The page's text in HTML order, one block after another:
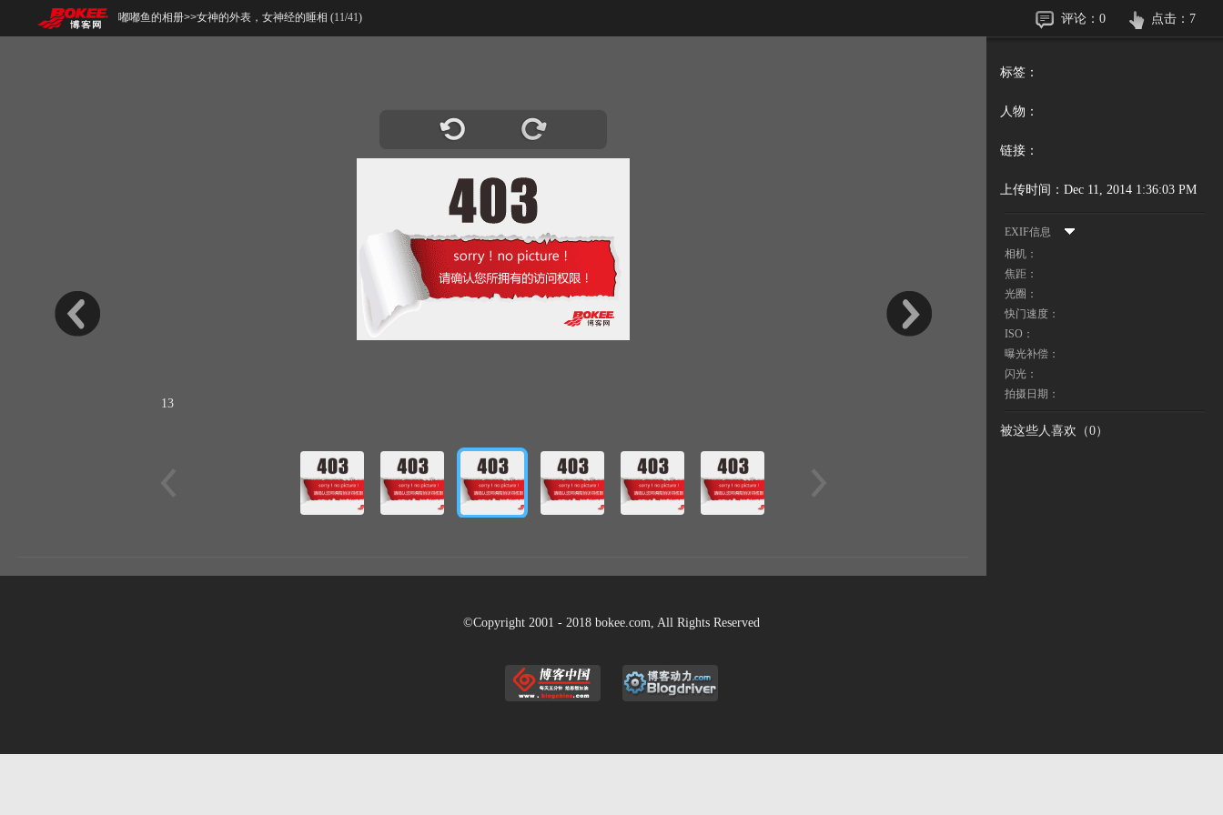
嘟嘟鱼的相册>>女神的外表，女神经的睡相 (11/41) 点击： 7
评论： 0
标签：
人物：
链接：
上传时间： Dec 11, 2014 1:36:03 PM
EXIF信息
相机：
焦距：
光圈：
快门速度：
ISO：
曝光补偿：
闪光：
拍摄日期：
被这些人喜欢（0）
13
©Copyright 2001 - 2018 bokee.com, All Rights Reserved